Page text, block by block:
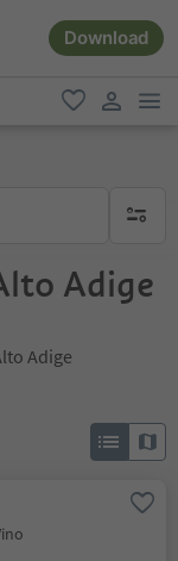
Download
favoriti
Adige
Adige